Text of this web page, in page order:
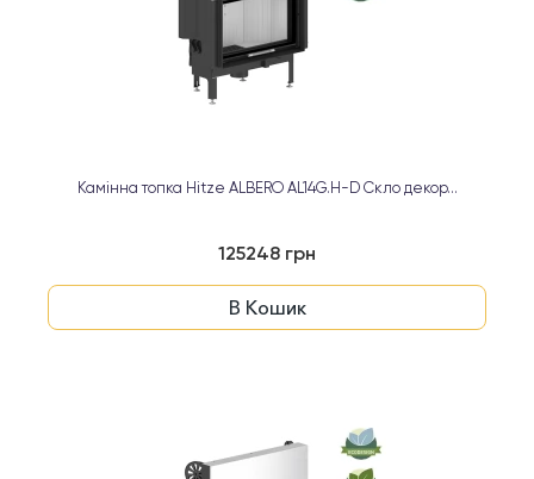
Камінна топка Hitze ALBERO AL14G.H-D Скло декор...
125248 грн
В Кошик